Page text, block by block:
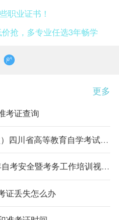
职业证书！
抢，多专业任选3年畅学
更多
考证查询
2022年上半年（22.1次）四川省高等教育自学考试通告（二）
四川召开2022年上半年自考安全暨考务工作培训视频会议
证丢失怎么办